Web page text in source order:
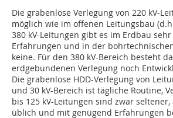
Die grabenlose Verlegung von 220 kV-
möglich wie im offenen Leitungsbau
380 kV-Leitungen gibt es im Erdbau
Erfahrungen und in der
keine. Für den 380 kV-Bereich besteht
erdgebundenen Verlegung noch
Die grabenlose HDD-Verlegung von
und 30 kV-Bereich ist tägliche Routine,
bis 125 kV-Leitungen sind zwar
üblich und mit genügend Erfahrungen